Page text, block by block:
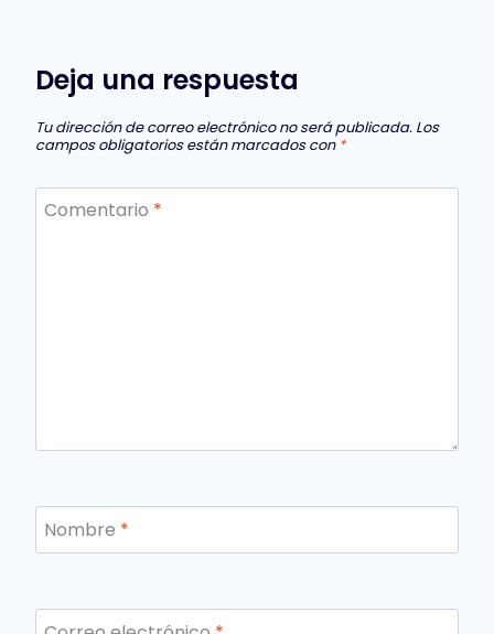
Deja una respuesta
Tu dirección de correo electrónico no será publicada. Los
campos obligatorios están marcados con *
Comentario *
Nombre *